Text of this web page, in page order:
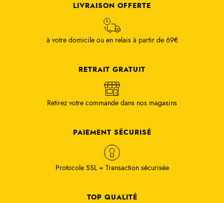
LIVRAISON OFFERTE
à votre domicile ou en relais à partir de 69€
RETRAIT GRATUIT
Retirez votre commande dans nos magasins
PAIEMENT SÉCURISÉ
Protocole SSL = Transaction sécurisée
TOP QUALITÉ